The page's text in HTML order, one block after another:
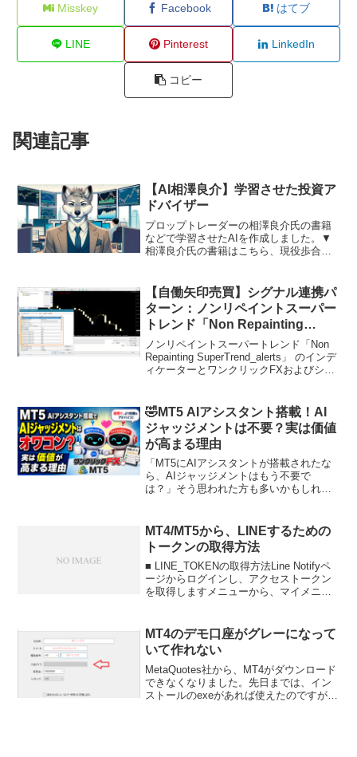
Misskey Facebook はてブ
LINE Pinterest LinkedIn
コピー
関連記事
【AI相澤良介】学習させた投資ア
ドバイザー
プロップトレーダーの相澤良介氏の書籍
などで学習させたAIを作成しました。▼
相澤良介氏の書籍はこちら、現役歩合ト
となります。無料で使えるようになりま
した...
【自働矢印売買】シグナル連携パ
ターン：ノンリペイントスーパー
トレンド「Non Repainting
SuperTrend_alerts」
ノンリペイントスーパートレンド「Non
Repainting SuperTrend_alerts」 のインデ
ィケーターとワンクリックFXおよびシグ
ですが、ティックレベル...
🤣MT5 AIアシスタント搭載！AI
ジャッジメントは不要？実は価値
が高まる理由
「MT5にAIアシスタントが搭載されたな
ら、AIジャッジメントはもう不要で
は？」そう思われた方も多いかもしれま
メントの価値はさらに高まると考えてい
ます。🤔AIジ...
MT4/MT5から、LINEするための
トークンの取得方法
■ LINE_TOKENの取得方法Line Notifyペ
ージからログインし、アクセストークン
を取得しますメニューから、マイメニュ
します1on1は、自分へのメッセージ、...
MT4のデモ口座がグレーになって
いて作れない
MetaQuotes社から、MT4がダウンロード
できなくなりました。先日までは、イン
ストールのexeがあれば使えたのですが、